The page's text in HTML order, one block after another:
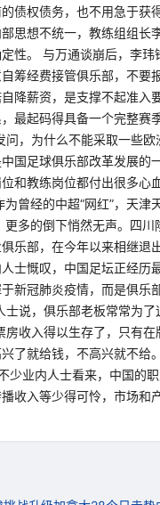
债权债务，也不用急于
思想不统一，教练组组
性。 与万通谈崩后，李
筹经费接管俱乐部，不
降薪资，是支撑不起准
最起码得具备一个完整赛
问，为什么不能采取一些
国足球俱乐部改革发展
和教练岗位都付出很多心
为曾经的中超“网红”，天
更多的倒下悄然无声。四
乐部，在今年以来相继
士慨叹，中国足坛正经
新冠肺炎疫情，而是俱乐
士说，俱乐部老板常常为
房收入得以生存了，只有
了就给钱，不高兴就不
少业内人士看来，中国的
收入等少得可怜，市场